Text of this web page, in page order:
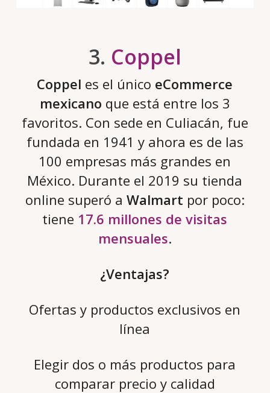
3. Coppel
Coppel es el único eCommerce
mexicano que está entre los 3
favoritos. Con sede en Culiacán, fue
fundada en 1941 y ahora es de las
100 empresas más grandes en
México. Durante el 2019 su tienda
online superó a Walmart por poco:
tiene 17.6 millones de visitas
mensuales.
¿Ventajas?
Ofertas y productos exclusivos en
línea
Elegir dos o más productos para
comparar precio y calidad